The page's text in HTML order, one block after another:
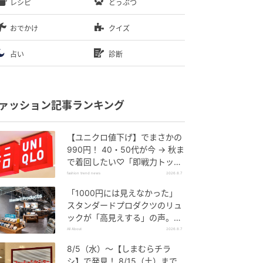
レシピ どうぶつ
おでかけ クイズ
占い 診断
ッション記事ランキング
【ユニクロ値下げ】でまさかの
990円！ 40・50代が今 → 秋ま
で着回したい♡「即戦力トップ
ス」
fashion trend news 2026.8.7
「1000円には見えなかった」
スタンダードプロダクツのリュ
ックが「高見えする」の声。2
個購入する人も
All About 2026.8.7
8/5（水）〜【しまむらチラ
シ】で発見！ 8/15（土）まで